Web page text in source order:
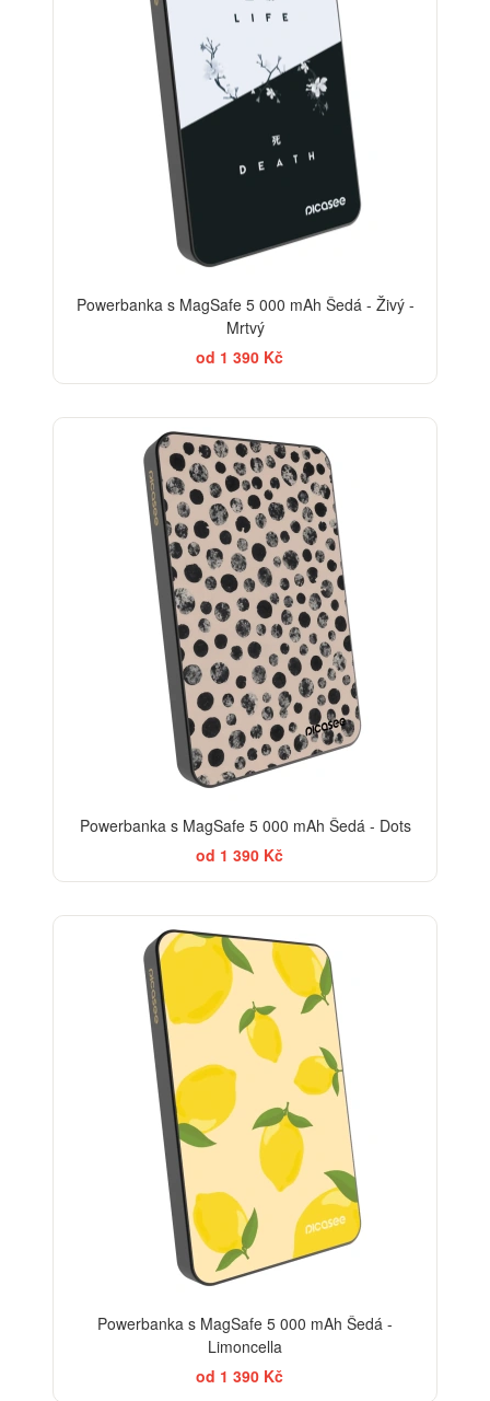
Powerbanka s MagSafe 5 000 mAh Šedá - Živý -
Mrtvý
od 1 390 Kč
Powerbanka s MagSafe 5 000 mAh Šedá - Dots
od 1 390 Kč
Powerbanka s MagSafe 5 000 mAh Šedá -
Limoncella
od 1 390 Kč